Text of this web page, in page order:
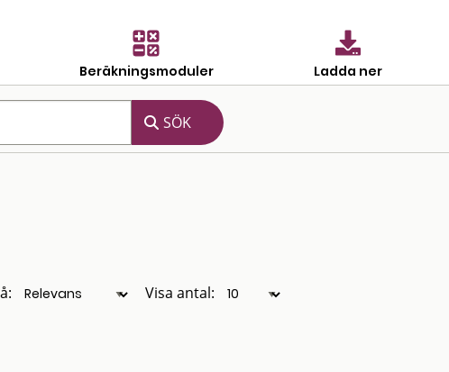
Beräkningsmoduler Ladda ner
Visa antal: